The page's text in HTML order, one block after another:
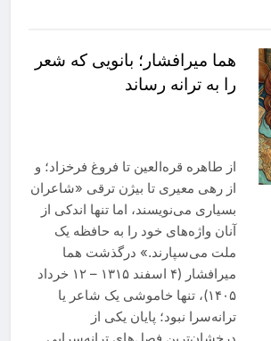
هما میرافشار؛ بانویی که شعر
را به ترانه رساند
از طاهره قره‌العین تا فروغ فرخزاد؛ و
از رهی معیری تا بیژن ترقی «شاعران
بسیاری می‌نویسند، اما تنها اندکی از
آنان واژه‌های خود را به حافظه یک
ملت می‌سپارند.» درگذشت هما
میرافشار (۴ اسفند ۱۳۱۵ – ۱۲ خرداد
۱۴۰۵)، تنها خاموشی یک شاعر یا
ترانه‌سرا نبود؛ پایان یکی از